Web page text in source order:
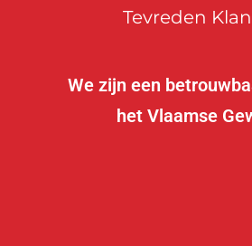
Tevreden
We zijn een
het Vlaamse